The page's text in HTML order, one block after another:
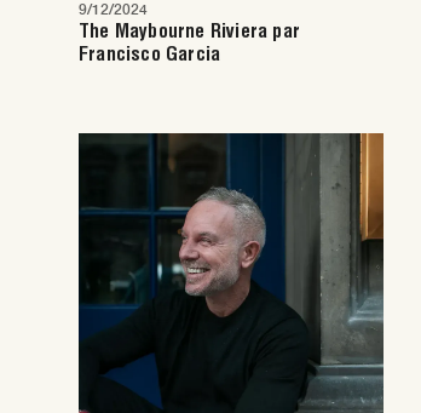
9/12/2024
The Maybourne Riviera par
Francisco Garcia